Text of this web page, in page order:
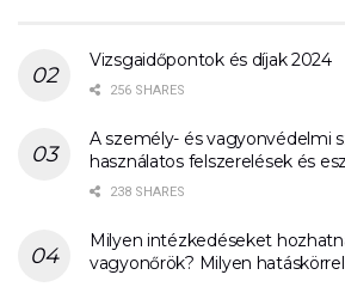
Vizsgaidőpontok és díjak 2024
256 SHARES
A személy- és vagyonvédelmi
használatos felszerelések és
238 SHARES
Milyen intézkedéseket
vagyonőrök? Milyen